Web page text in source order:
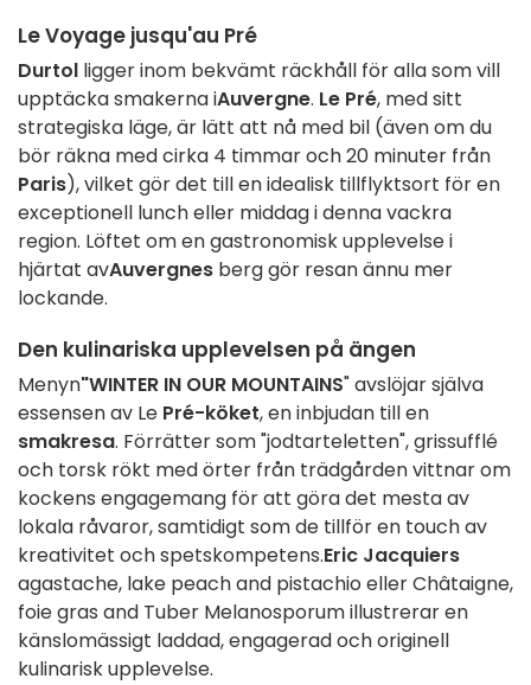
Le Voyage jusqu'au Pré
Durtol ligger inom bekvämt räckhåll för alla som vill
upptäcka smakerna iAuvergne. Le Pré, med sitt
strategiska läge, är lätt att nå med bil (även om du
bör räkna med cirka 4 timmar och 20 minuter från
Paris), vilket gör det till en idealisk tillflyktsort för en
exceptionell lunch eller middag i denna vackra
region. Löftet om en gastronomisk upplevelse i
hjärtat avAuvergnes berg gör resan ännu mer
lockande.
Den kulinariska upplevelsen på ängen
Menyn"WINTER IN OUR MOUNTAINS" avslöjar själva
essensen av Le Pré-köket, en inbjudan till en
smakresa. Förrätter som "jodtarteletten", grissufflé
och torsk rökt med örter från trädgården vittnar om
kockens engagemang för att göra det mesta av
lokala råvaror, samtidigt som de tillför en touch av
kreativitet och spetskompetens.Eric Jacquiers
agastache, lake peach and pistachio eller Châtaigne,
foie gras and Tuber Melanosporum illustrerar en
känslomässigt laddad, engagerad och originell
kulinarisk upplevelse.